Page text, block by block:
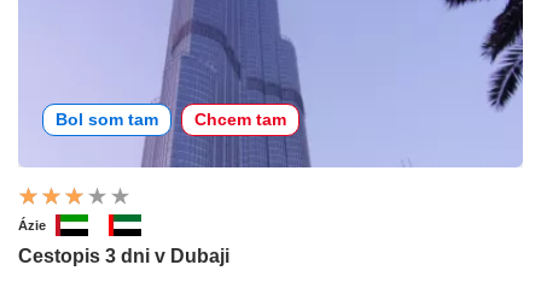
Bol som tam Chcem tam
Ázie
Cestopis 3 dni v Dubaji